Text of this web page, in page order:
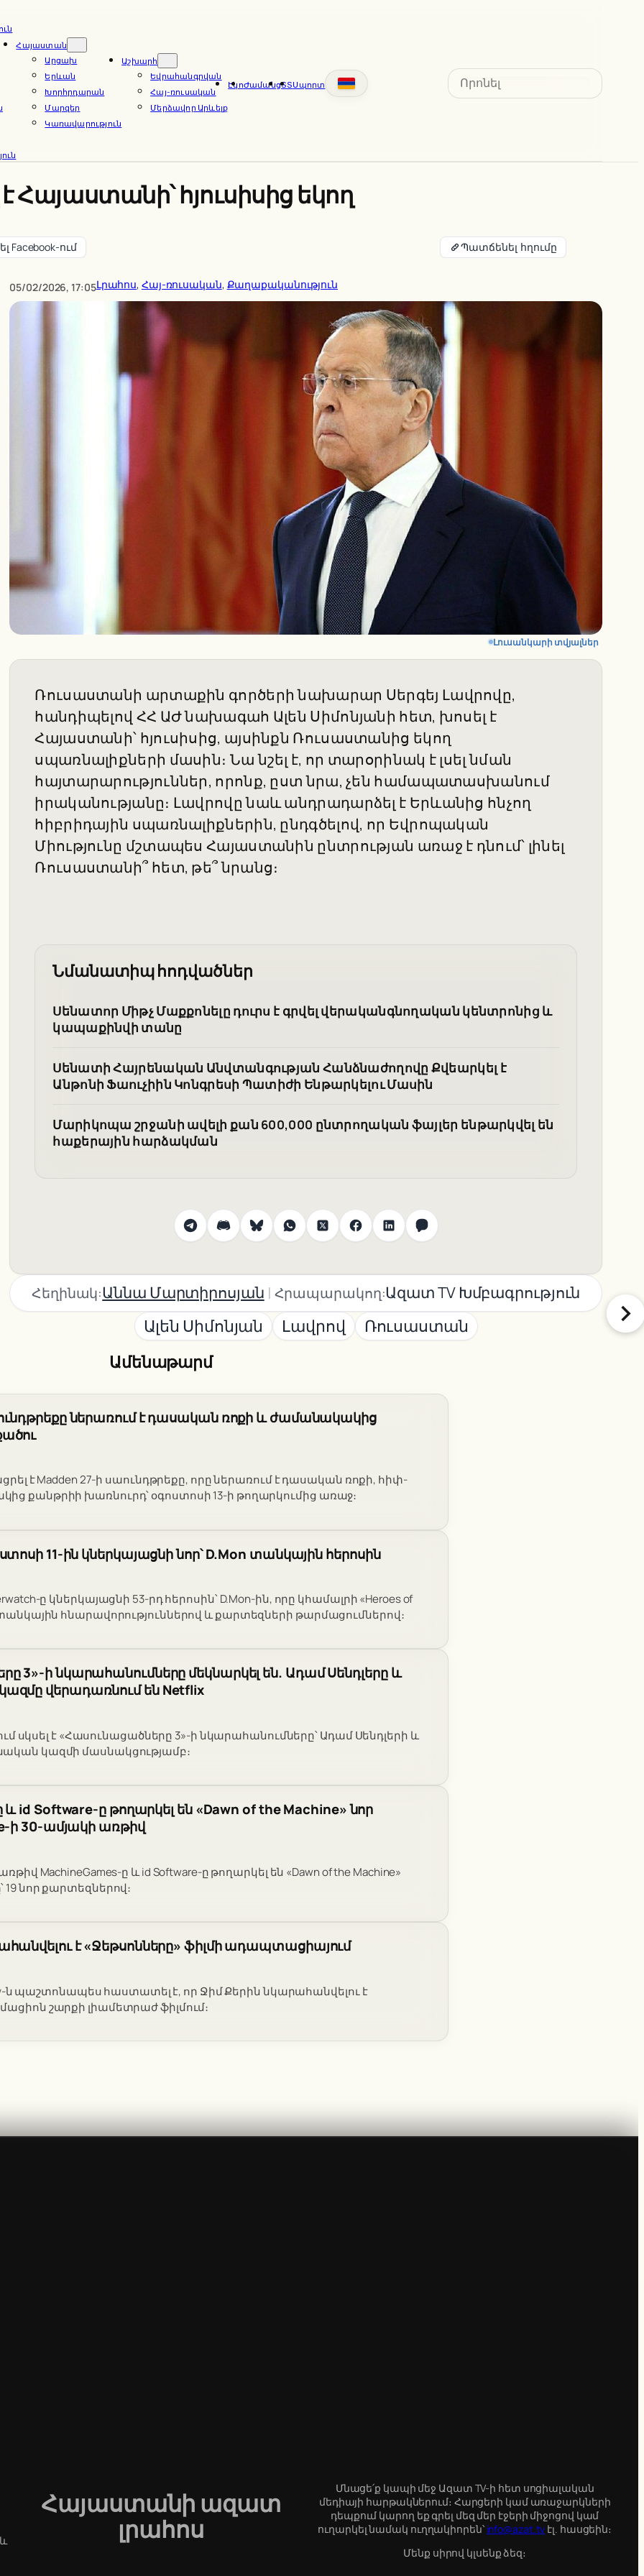
Հայաստան
Արցախ
Երևան
Խորհրդարան
Մարզեր
Կառավարություն
Աշխարհ
Եվրահանգրվան
Հայ-ռուսական
Մերձավոր Արևելք
ԷկոԺամանցՏՏՍպորտ
Search
հյուսիսից եկող
Facebook-ում Պատճենել հղումը
05/02/2026, 17:05Լրահոս, Հայ-ռուսական, Քաղաքականություն
Լուսանկարի տվյալներ
Ռուսաստանի արտաքին գործերի նախարար Սերգեյ Լավրովը,
հանդիպելով ՀՀ ԱԺ նախագահ Ալեն Սիմոնյանի հետ, խոսել է
Հայաստանի՝ հյուսիսից, այսինքն Ռուսաստանից եկող
սպառնալիքների մասին։ Նա նշել է, որ տարօրինակ է լսել նման
հայտարարություններ, որոնք, ըստ նրա, չեն համապատասխանում
իրականությանը։ Լավրովը նաև անդրադարձել է Երևանից հնչող
հիբրիդային սպառնալիքներին, ընդգծելով, որ Եվրոպական
Միությունը մշտապես Հայաստանին ընտրության առաջ է դնում՝ լինել
Ռուսաստանի՞ հետ, թե՞ նրանց։
Նմանատիպ հոդվածներ
Սենատոր Միթչ Մաքքոնելը դուրս է գրվել վերականգնողական կենտրոնից և
կապաքինվի տանը
Սենատի Հայրենական Անվտանգության Հանձնաժողովը Քվեարկել է
Անթոնի Ֆաուչիին Կոնգրեսի Պատիժի Ենթարկելու Մասին
Մարիկոպա շրջանի ավելի քան 600,000 ընտրողական ֆայլեր ենթարկվել են
հաքերային հարձակման
Հեղինակ:Աննա Մարտիրոսյան | Հրապարակող:Ազատ TV Խմբագրություն
Ալեն Սիմոնյան Լավրով
Ռուսաստան
Ամենաթարմ
ներառում է դասական ռոքի և ժամանակակից
է Madden 27-ի սաունդթրեքը, որը ներառում է դասական ռոքի, հիփ-
քանթրիի խառնուրդ՝ օգոստոսի 13-ի թողարկումից առաջ։
11-ին կներկայացնի նոր՝ D.Mon տանկային հերոսին
ը կներկայացնի 53-րդ հերոսին՝ D.Mon-ին, որը կհամալրի «Heroes of
տանկային հնարավորություններով և քարտեզների թարմացումներով։
3»-ի նկարահանումները մեկնարկել են. Ադամ Սենդլերը և
վերադառնում են Netflix
սկսել է «Հասունացածները 3»-ի նկարահանումները՝ Ադամ Սենդլերի և
կազմի մասնակցությամբ։
և id Software-ը թողարկել են «Dawn of the Machine» նոր
ի 30-ամյակի առթիվ
MachineGames-ը և id Software-ը թողարկել են «Dawn of the Machine»
19 նոր քարտեզներով։
է «Ջեթսոնները» ֆիլմի ադապտացիայում
ն պաշտոնապես հաստատել է, որ Ջիմ Քերին նկարահանվելու է
շարքի լիամետրաժ ֆիլմում։
Հայաստանի ազատ
լրահոս
Մնացե՛ք կապի մեջ Ազատ TV-ի հետ սոցիալական
մեդիայի հարթակներում։ Հարցերի կամ առաջարկների
դեպքում կարող եք գրել մեզ մեր էջերի միջոցով կամ
ուղարկել նամակ ուղղակիորեն՝ info@azat.tv էլ. հասցեին։
Մենք սիրով կլսենք ձեզ։